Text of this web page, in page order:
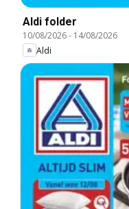
Aldi folder
10/08/2026- 14/08/2026
Aldi